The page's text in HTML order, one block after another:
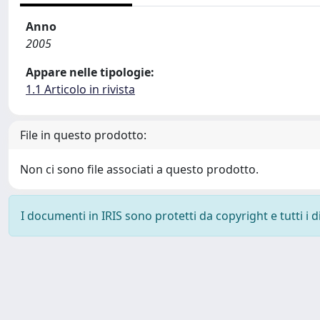
Anno
2005
Appare nelle tipologie:
1.1 Articolo in rivista
File in questo prodotto:
Non ci sono file associati a questo prodotto.
I documenti in IRIS sono protetti da copyright e tutti i